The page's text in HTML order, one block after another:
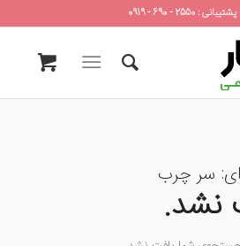
: 2550 - 690 - 0919
سر چرب
نشد.